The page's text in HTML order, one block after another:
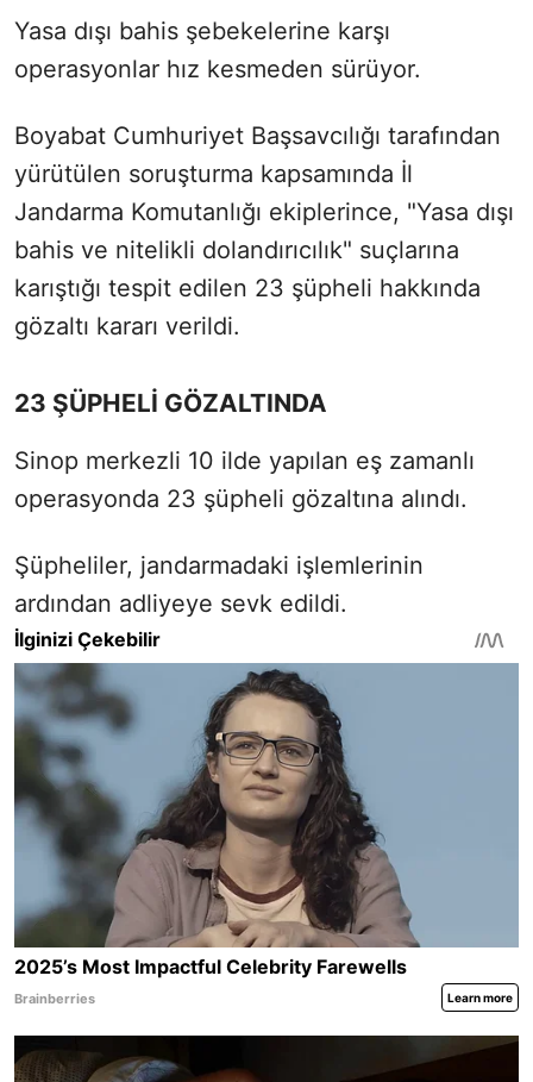
Yasa dışı bahis şebekelerine karşı
operasyonlar hız kesmeden sürüyor.
Boyabat Cumhuriyet Başsavcılığı tarafından
yürütülen soruşturma kapsamında İl
Jandarma Komutanlığı ekiplerince, "Yasa dışı
bahis ve nitelikli dolandırıcılık" suçlarına
karıştığı tespit edilen 23 şüpheli hakkında
gözaltı kararı verildi.
23 ŞÜPHELİ GÖZALTINDA
Sinop merkezli 10 ilde yapılan eş zamanlı
operasyonda 23 şüpheli gözaltına alındı.
Şüpheliler, jandarmadaki işlemlerinin
ardından adliyeye sevk edildi.